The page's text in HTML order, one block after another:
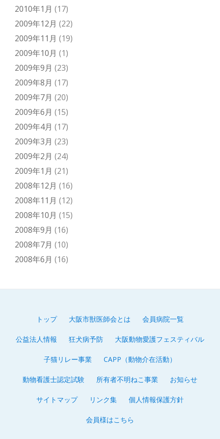
2010年1月 (17)
2009年12月 (22)
2009年11月 (19)
2009年10月 (1)
2009年9月 (23)
2009年8月 (17)
2009年7月 (20)
2009年6月 (15)
2009年4月 (17)
2009年3月 (23)
2009年2月 (24)
2009年1月 (21)
2008年12月 (16)
2008年11月 (12)
2008年10月 (15)
2008年9月 (16)
2008年7月 (10)
2008年6月 (16)
ニ
トップ 大阪市獣医師会とは 会員病院一覧
公益法人情報 狂犬病予防 大阪動物愛護フェスティバル
子猫リレー事業 CAPP（動物介在活動）
動物看護士認定試験 所有者不明ねこ事業 お知らせ
サイトマップ リンク集 個人情報保護方針
会員様はこちら